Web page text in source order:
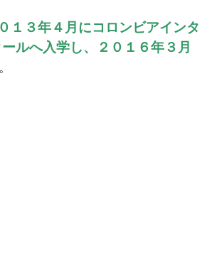
１３年４月にコロンビアインタ
ルへ入学し、２０１６年３月